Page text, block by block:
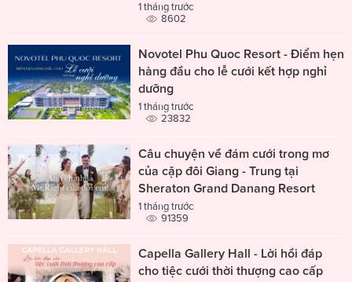
1 tháng trước
8602
Novotel Phu Quoc Resort - Điểm hẹn
hàng đầu cho lễ cưới kết hợp nghỉ
dưỡng
1 tháng trước
23832
Câu chuyện về đám cưới trong mơ
của cặp đôi Giang - Trung tại
Sheraton Grand Danang Resort
1 tháng trước
91359
Capella Gallery Hall - Lời hồi đáp
cho tiệc cưới thời thượng cao cấp